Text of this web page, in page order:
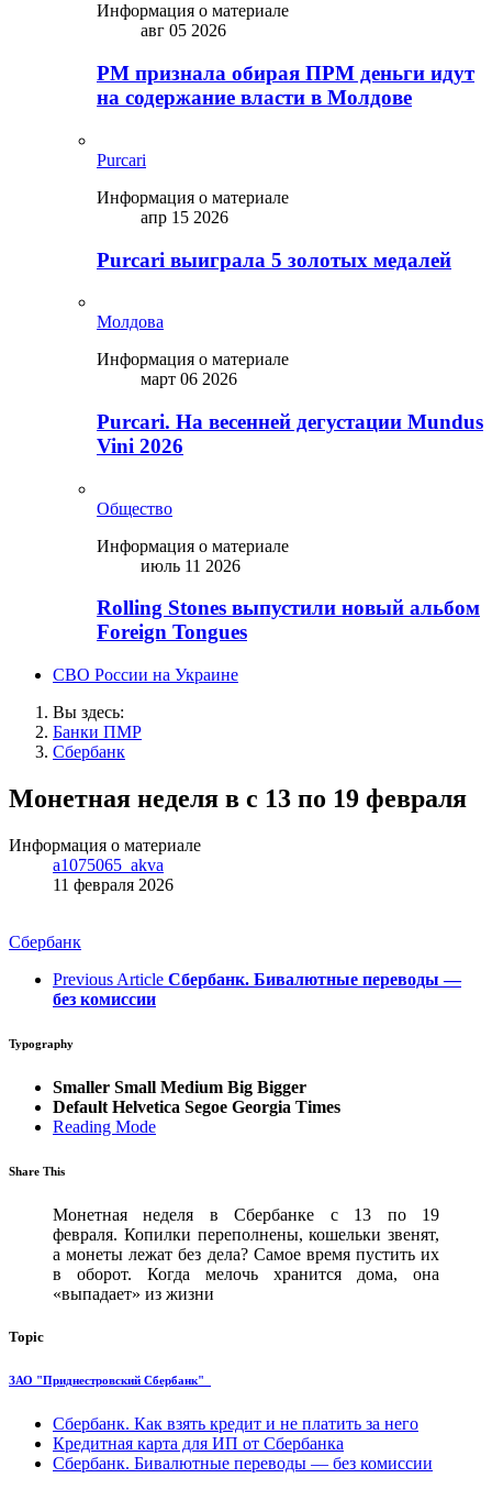
Информация о материале
авг 05 2026
PM признала обирая ПРМ деньги идут
на содержание власти в Молдове
Purcari
Информация о материале
апр 15 2026
Purcari выиграла 5 золотых медалей
Молдова
Информация о материале
март 06 2026
Purcari. На весенней дегустации Mundus
Vini 2026
Общество
Информация о материале
июль 11 2026
Rolling Stones выпустили новый альбом
Foreign Tongues
СВО России на Украине
Вы здесь:
Банки ПМР
Сбербанк
Монетная неделя в с 13 по 19 февраля
Информация о материале
a1075065_akva
11 февраля 2026
Сбербанк
Previous Article Сбербанк. Бивалютные переводы —
без комиссии
Typography
Smaller Small Medium Big Bigger
Default Helvetica Segoe Georgia Times
Reading Mode
Share This
Монетная неделя в Сбербанке с 13 по 19
февраля. Копилки переполнены, кошельки звенят,
а монеты лежат без дела? Самое время пустить их
в оборот. Когда мелочь хранится дома, она
«выпадает» из жизни
Topic
ЗАО "Приднестровский Сбербанк"
Сбербанк. Как взять кредит и не платить за него
Кредитная карта для ИП от Сбербанка
Сбербанк. Бивалютные переводы — без комиссии